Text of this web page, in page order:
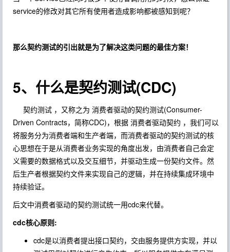
service的修改对其它所有使用者造成影响都被感知到呢？
那么契约测试的引出就是为了解决这类问题的最佳方案！
5、什么是契约测试(CDC)
契约测试 ，又称之为 消费者驱动的契约测试(Consumer-
Driven Contracts，简称CDC)，根据 消费者驱动契约 ，我们可以
将服务分为消费者端和生产者端，而消费者驱动的契约测试的核
心思想在于是从消费者业务实现的角度出发，由消费者自己会定
义需要的数据格式以及交互细节，并驱动生成一份契约文件。然
后生产者根据契约文件来实现自己的逻辑，并在持续集成环境中
持续验证。
后文中消费者驱动的契约测试统一用cdc来代替。
cdc核心原则:
cdc是以消费者提出接口契约，交由服务提供方实现，并以